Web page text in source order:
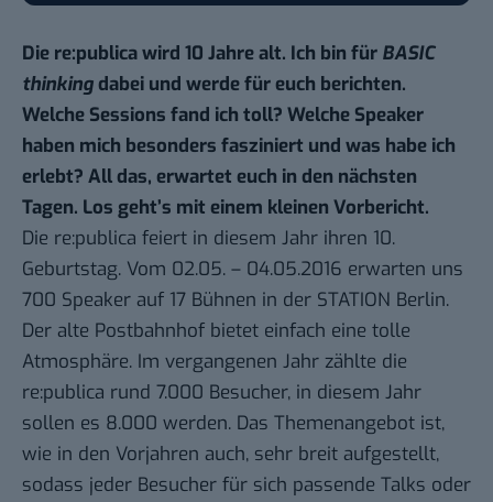
Die re:publica wird 10 Jahre alt. Ich bin für BASIC
thinkingdabei und werde für euch berichten.
Welche Sessions fand ich toll? Welche Speaker
haben mich besonders fasziniert und was habe ich
erlebt? All das, erwartet euch in den nächsten
Tagen. Los geht’s mit einem kleinen Vorbericht.
Die re:publica feiert in diesem Jahr ihren 10.
Geburtstag. Vom 02.05. – 04.05.2016 erwarten uns
700 Speaker auf 17 Bühnen in der STATION Berlin.
Der alte Postbahnhof bietet einfach eine tolle
Atmosphäre. Im vergangenen Jahr zählte die
re:publica rund 7.000 Besucher, in diesem Jahr
sollen es 8.000 werden. Das Themenangebot ist,
wie in den Vorjahren auch, sehr breit aufgestellt,
sodass jeder Besucher für sich passende Talks oder